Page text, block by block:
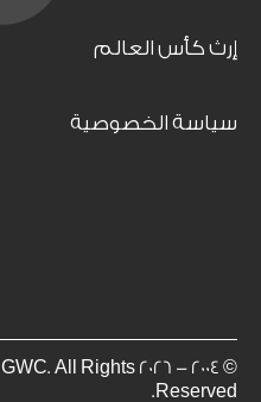
إرث كأس العالم
سياسة الخصوصية
© 2004 - 2026 GWC. All Rights
Reserved.